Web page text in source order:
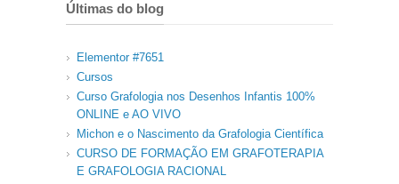
Últimas do blog
Elementor #7651
Cursos
Curso Grafologia nos Desenhos Infantis 100%
ONLINE e AO VIVO
Michon e o Nascimento da Grafologia Científica
CURSO DE FORMAÇÃO EM GRAFOTERAPIA
E GRAFOLOGIA RACIONAL